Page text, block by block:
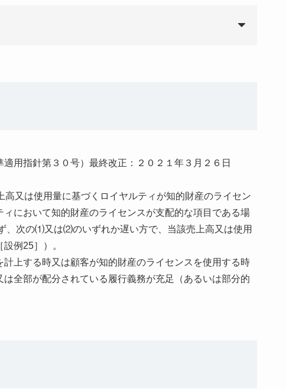
用指針第３０号）最終改正：２０２１年３月２６日
又は使用量に基づくロイヤルティが知的財産のライセン
において知的財産のライセンスが支配的な項目である場
、次の⑴又は⑵のいずれか遅い方で、当該売上高又は使用
例25］）。
上する時又は顧客が知的財産のライセンスを使用する時
全部が配分されている履行義務が充足（あるいは部分的